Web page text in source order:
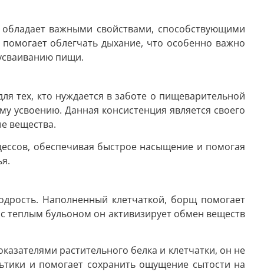
важными свойствами, способствующими
облегчать дыхание, что особенно важно
пищи.
тех, кто нуждается в заботе о пищеварительной
усвоению. Данная консистенция является своего
вещества.
обеспечивая быстрое насыщение и помогая
Наполненный клетчаткой, борщ помогает
теплым бульоном он активизирует обмен веществ
растительного белка и клетчатки, он не
и помогает сохранить ощущение сытости на